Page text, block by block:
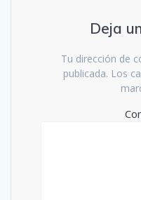
Deja
Tu dirección de
publicada. Los